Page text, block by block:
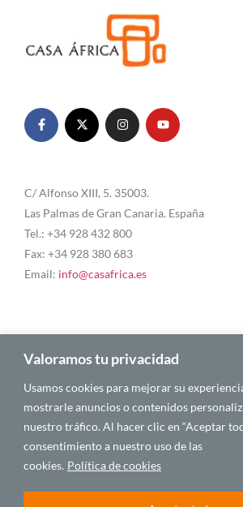
Valoramos tu privacidad
Usamos cookies para mejorar su
mostrarle anuncios o contenidos
nuestro tráfico. Al hacer clic en “Aceptar
consentimiento a nuestro uso de las
cookies. Política de cookies
C/ Alfonso XIII, 5. 35003.
Las Palmas de Gran Canaria. España
Tel.: +34 928 432 800
Fax: +34 928 380 683
Email: info@casafrica.es
Blog
Quiénes somos
Autores
Español